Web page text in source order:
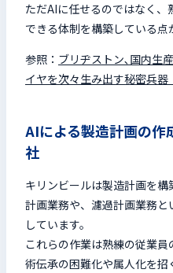
ただAIに任せるのではなく
できる体制を構築している点
参照： ブリヂストン､国内生
イヤを次々生み出す秘密兵
AIによる製造計画の作
社
キリンビールは製造計画を
計画業務や、濾過計画業務
しています。
これらの作業は熟練の従業
術伝承の困難化や属人化を招